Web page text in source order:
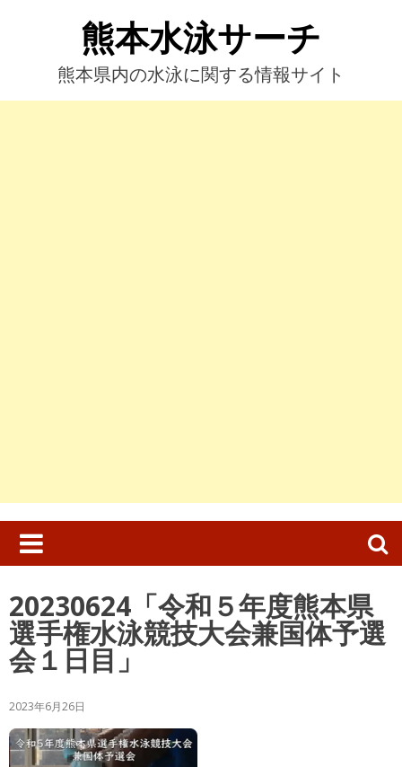
へ
熊本水泳サーチ
熊本県内の水泳に関する情報サイト
検
索:
20230624「令和５年度熊本県
選手権水泳競技大会兼国体予選
会１日目」
2023年6月26日